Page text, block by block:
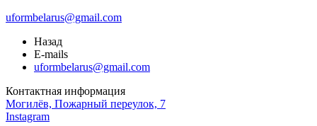
uformbelarus@gmail.com
Назад
E-mails
uformbelarus@gmail.com
Контактная информация
Могилёв, Пожарный переулок, 7
Instagram